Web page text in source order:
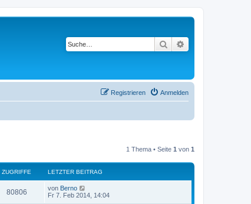
Suche
Anmelden
Registrieren
1 Thema • Seite 1 von 1
ZUGRIFFE LETZTER BEITRAG
80806 von Berno
Fr 7. Feb 2014, 14:04